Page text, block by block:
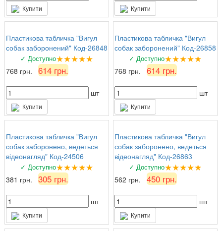
Купити Купити
Пластикова табличка "Вигул
собак заборонений" Код-26848
✓ Доступно★★★★★
768 грн. 614 грн.
шт
Купити
Пластикова табличка "Вигул
собак заборонений" Код-26858
✓ Доступно★★★★★
768 грн. 614 грн.
шт
Купити
Пластикова табличка "Вигул
собак заборонено, ведеться
відеонагляд" Код-24506
✓ Доступно★★★★★
381 грн. 305 грн.
шт
Купити
Пластикова табличка "Вигул
собак заборонено, ведеться
відеонагляд" Код-26863
✓ Доступно★★★★★
562 грн. 450 грн.
шт
Купити